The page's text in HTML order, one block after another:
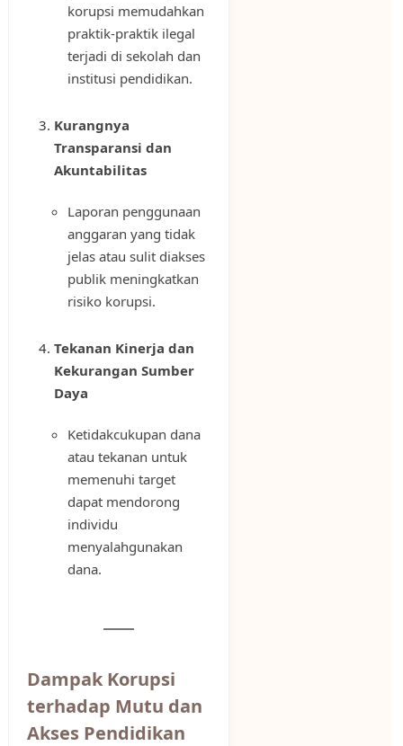
korupsi memudahkan
praktik-praktik ilegal
terjadi di sekolah dan
institusi pendidikan.
Kurangnya
Transparansi dan
Akuntabilitas
Laporan penggunaan
anggaran yang tidak
jelas atau sulit diakses
publik meningkatkan
risiko korupsi.
Tekanan Kinerja dan
Kekurangan Sumber
Daya
Ketidakcukupan dana
atau tekanan untuk
memenuhi target
dapat mendorong
individu
menyalahgunakan
dana.
Dampak Korupsi
terhadap Mutu dan
Akses Pendidikan